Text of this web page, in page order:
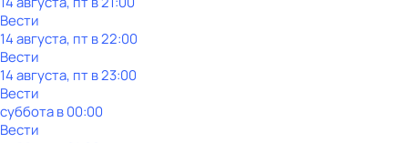
Вести
14 августа, пт в 22:00
Вести
14 августа, пт в 23:00
Вести
субботав00:00
Вести